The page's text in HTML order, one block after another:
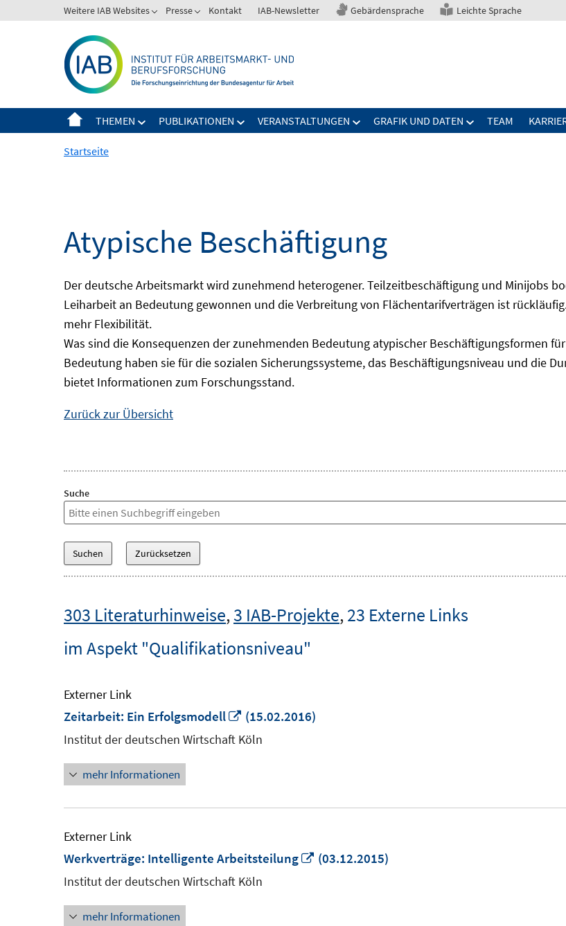
zum
Weitere IAB Websites Presse Kontakt IAB-Newsletter Gebärdensprache Leichte Sprache
THEMEN PUBLIKATIONEN VERANSTALTUNGEN GRAFIK UND DATEN TEAM
Startseite
Atypische Beschäftigung
Der deutsche Arbeitsmarkt wird zunehmend heterogener. Teilzeitbeschäftigung und Minijobs
Leiharbeit an Bedeutung gewonnen und die Verbreitung von Flächentarifverträgen ist
mehr Flexibilität.
Was sind die Konsequenzen der zunehmenden Bedeutung atypischer Beschäftigungsformen
Bedeutung haben sie für die sozialen Sicherungssysteme, das Beschäftigungsniveau und die
bietet Informationen zum Forschungsstand.
Zurück zur Übersicht
Suche
303 Literaturhinweise,3 IAB-Projekte,23 Externe Links
im Aspekt "Qualifikationsniveau"
Externer Link
Zeitarbeit: Ein Erfolgsmodell
In
neuem
(15.02.2016)
Institut der deutschen Wirtschaft Köln
mehr Informationen
Externer Link
Werkverträge: Intelligente Arbeitsteilung
In
(03.12.2015)
Institut der deutschen Wirtschaft Köln
mehr Informationen